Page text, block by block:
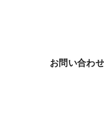
お問い合わ